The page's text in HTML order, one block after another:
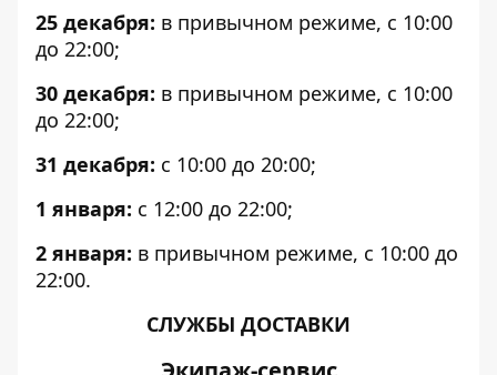
25 декабря: в привычном режиме, с 10:00
до 22:00;
30 декабря: в привычном режиме, с 10:00
до 22:00;
31 декабря: с 10:00 до 20:00;
1 января: с 12:00 до 22:00;
2 января: в привычном режиме, с 10:00 до
22:00.
СЛУЖБЫ ДОСТАВКИ